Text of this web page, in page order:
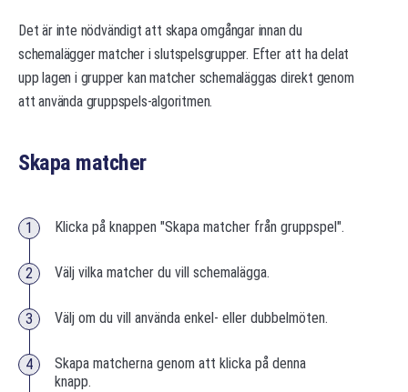
Det är inte nödvändigt att skapa omgångar innan du
schemalägger matcher i slutspelsgrupper. Efter att ha delat
upp lagen i grupper kan matcher schemaläggas direkt genom
att använda gruppspels-algoritmen.
Skapa matcher
Klicka på knappen "Skapa matcher från gruppspel".
Välj vilka matcher du vill schemalägga.
Välj om du vill använda enkel- eller dubbelmöten.
Skapa matcherna genom att klicka på denna
knapp.